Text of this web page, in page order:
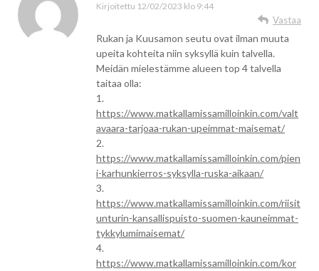
Kirjoitettu 12/02/2023 klo 9:44
Vastaa
Rukan ja Kuusamon seutu ovat ilman muuta
upeita kohteita niin syksyllä kuin talvella.
Meidän mielestämme alueen top 4 talvella
taitaa olla:
1.
https://www.matkallamissamilloinkin.com/valt
avaara-tarjoaa-rukan-upeimmat-maisemat/
2.
https://www.matkallamissamilloinkin.com/pien
i-karhunkierros-syksylla-ruska-aikaan/
3.
https://www.matkallamissamilloinkin.com/riisit
unturin-kansallispuisto-suomen-kauneimmat-
tykkylumimaisemat/
4.
https://www.matkallamissamilloinkin.com/kor